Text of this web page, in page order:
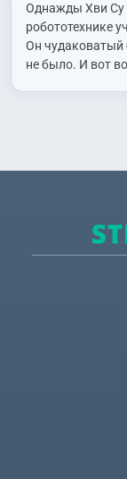
Однажды Хви Су
робототехнике
Он чудаковатый
не было. И вот